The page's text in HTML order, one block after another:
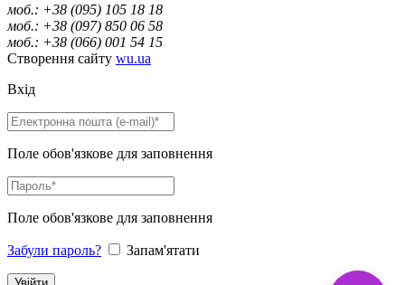
моб.: +38 (095) 105 18 18
моб.: +38 (097) 850 06 58
моб.: +38 (066) 001 54 15
Створення сайту wu.ua
Вхід
Поле обов'язкове для заповнення
Поле обов'язкове для заповнення
Забули пароль? Запам'ятати